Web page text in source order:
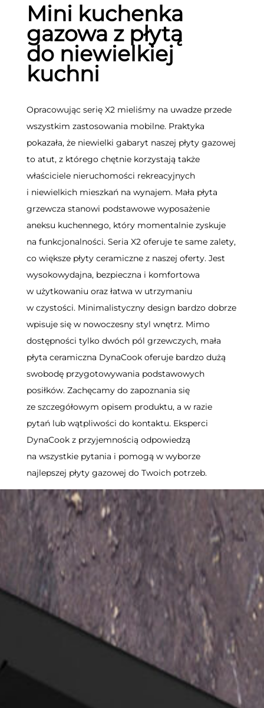
Mini kuchenka
gazowa z płytą
do niewielkiej
kuchni
Opracowując serię X2 mieliśmy na uwadze przede
wszystkim zastosowania mobilne. Praktyka
pokazała, że niewielki gabaryt naszej płyty gazowej
to atut, z którego chętnie korzystają także
właściciele nieruchomości rekreacyjnych
i niewielkich mieszkań na wynajem. Mała płyta
grzewcza stanowi podstawowe wyposażenie
aneksu kuchennego, który momentalnie zyskuje
na funkcjonalności. Seria X2 oferuje te same zalety,
co większe płyty ceramiczne z naszej oferty. Jest
wysokowydajna, bezpieczna i komfortowa
w użytkowaniu oraz łatwa w utrzymaniu
w czystości. Minimalistyczny design bardzo dobrze
wpisuje się w nowoczesny styl wnętrz. Mimo
dostępności tylko dwóch pól grzewczych, mała
płyta ceramiczna DynaCook oferuje bardzo dużą
swobodę przygotowywania podstawowych
posiłków. Zachęcamy do zapoznania się
ze szczegółowym opisem produktu, a w razie
pytań lub wątpliwości do kontaktu. Eksperci
DynaCook z przyjemnością odpowiedzą
na wszystkie pytania i pomogą w wyborze
najlepszej płyty gazowej do Twoich potrzeb.